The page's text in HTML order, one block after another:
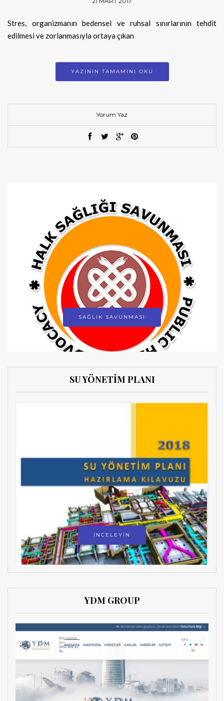
Stres, organizmanın bedensel ve ruhsal sınırlarının tehdit
edilmesi ve zorlanmasıyla ortaya çıkan
YAZININ TAMAMINI OKU
Yorum Yaz
SAĞLIK SAVUNMASI
SU YÖNETİM PLANI
İNCELEYİN
YDM GROUP